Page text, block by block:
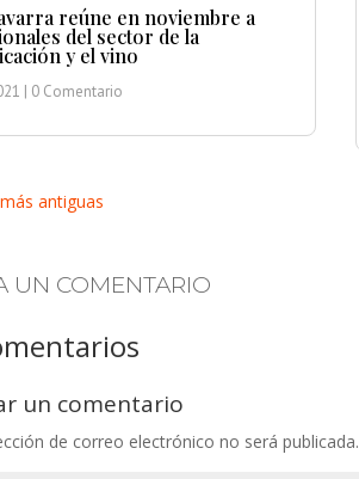
reúne en noviembre a
del sector de la
y el vino
| 0 Comentario
antiguas
UN COMENTARIO
un comentario
de correo electrónico no será publicada.